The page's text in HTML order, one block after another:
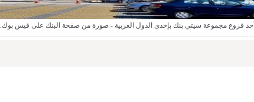
أحد فروع مجموعة سيتي بنك بإحدى الدول العربية - صورة من صفحة البنك على فيس بوك.